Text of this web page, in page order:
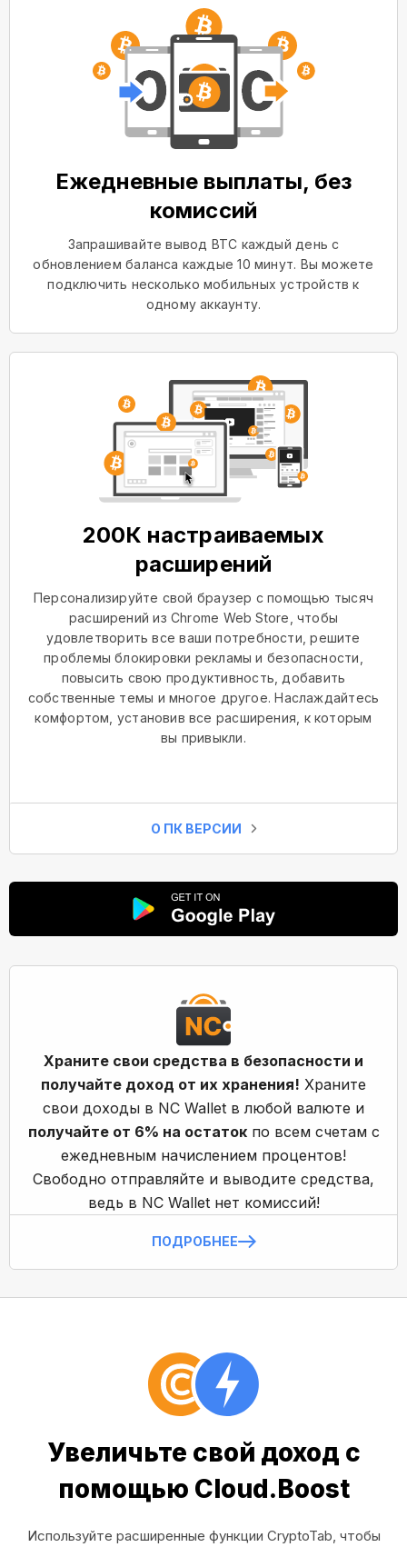
Ежедневные выплаты, без
комиссий
Запрашивайте вывод BTC каждый день с
обновлением баланса каждые 10 минут. Вы можете
подключить несколько мобильных устройств к
одному аккаунту.
200К настраиваемых
расширений
Персонализируйте свой браузер с помощью тысяч
расширений из Chrome Web Store, чтобы
удовлетворить все ваши потребности, решите
проблемы блокировки рекламы и безопасности,
повысить свою продуктивность, добавить
собственные темы и многое другое. Наслаждайтесь
комфортом, установив все расширения, к которым
вы привыкли.
О ПК ВЕРСИИ
Храните свои средства в безопасности и
получайте доход от их хранения! Храните
свои доходы в NC Wallet в любой валюте и
получайте от 6% на остатокпо всем счетам с
ежедневным начислением процентов!
Свободно отправляйте и выводите средства,
ведь в NC Wallet нет комиссий!
ПОДРОБНЕЕ
Увеличьте свой доход с
помощью Cloud.Boost
Используйте расширенные функции CryptoTab, чтобы